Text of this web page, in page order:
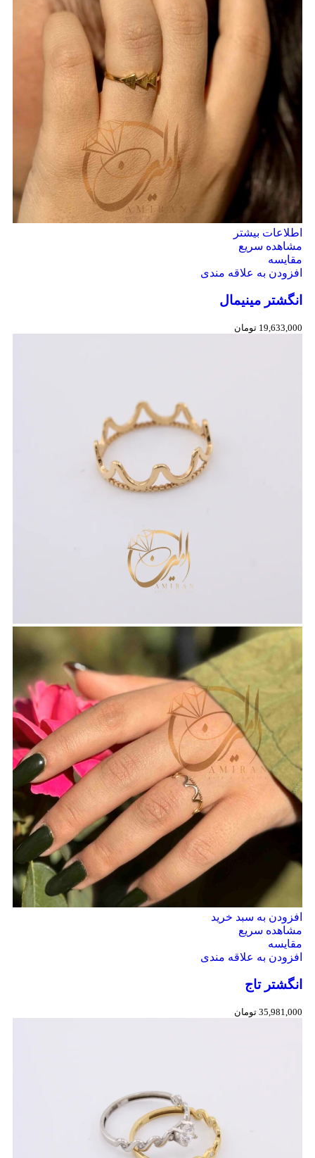
اطلاعات بیشتر
مشاهده سریع
مقایسه
افزودن به علاقه مندی
انگشتر مینیمال
19,633,000 تومان
افزودن به سبد خرید
مشاهده سریع
مقایسه
افزودن به علاقه مندی
انگشتر تاج
35,981,000 تومان